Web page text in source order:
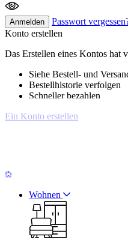
Anmelden
Passwort
Konto erstellen
Das Erstellen eines Kontos hat
Siehe Bestell- und
Bestellhistorie verfolgen
Schneller bezahlen
Ein Konto erstellen
Wohnen